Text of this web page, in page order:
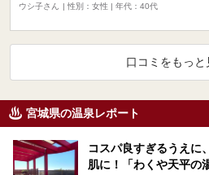
ウシ子さん
| 性別：女性 | 年代：40代
口コミをもっと
宮城県の温泉レポート
コスパ良すぎるうえに
肌に！「わくや天平の